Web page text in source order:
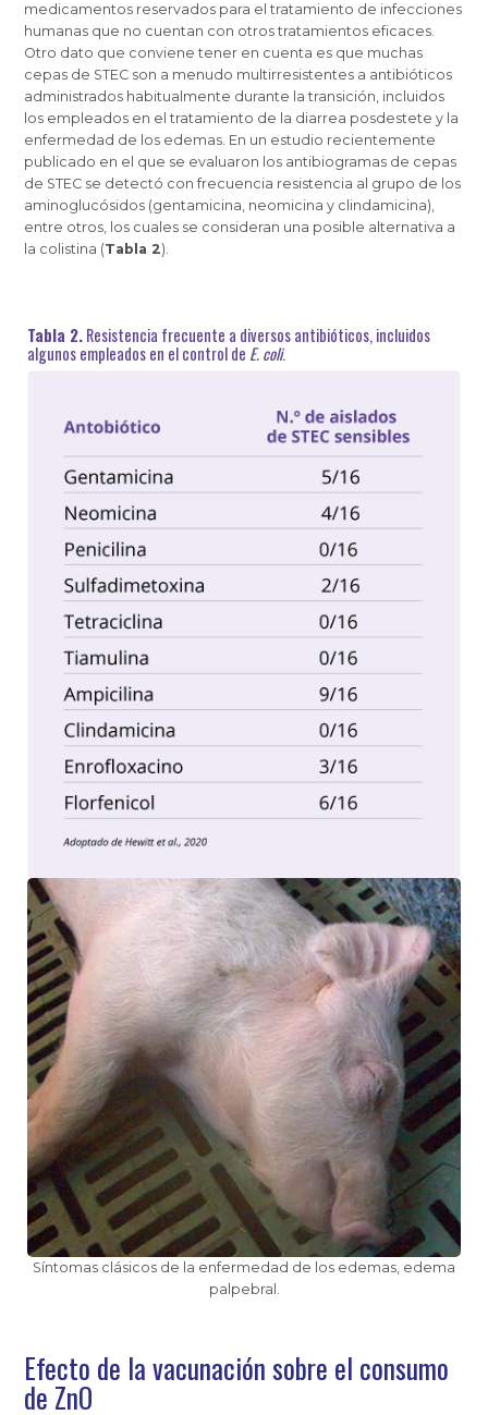
medicamentos reservados para el tratamiento de infecciones
humanas que no cuentan con otros tratamientos eficaces.
Otro dato que conviene tener en cuenta es que muchas
cepas de STEC son a menudo multirresistentes a antibióticos
administrados habitualmente durante la transición, incluidos
los empleados en el tratamiento de la diarrea posdestete y la
enfermedad de los edemas. En un estudio recientemente
publicado en el que se evaluaron los antibiogramas de cepas
de STEC se detectó con frecuencia resistencia al grupo de los
aminoglucósidos (gentamicina, neomicina y clindamicina),
entre otros, los cuales se consideran una posible alternativa a
la colistina (Tabla 2).
Tabla 2.Resistencia frecuente a diversos antibióticos, incluidos
algunos empleados en el control de E. coli.
Síntomas clásicos de la enfermedad de los edemas, edema
palpebral.
Efecto de la vacunación sobre el consumo
de ZnO